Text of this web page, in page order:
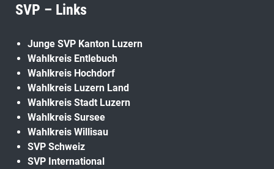
SVP – Links
Junge SVP Kanton Luzern
Wahlkreis Entlebuch
Wahlkreis Hochdorf
Wahlkreis Luzern Land
Wahlkreis Stadt Luzern
Wahlkreis Sursee
Wahlkreis Willisau
SVP Schweiz
SVP International